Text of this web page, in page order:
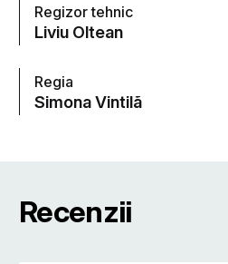
Regizor tehnic
Liviu Oltean
Regia
Simona Vintilã
Recenzii